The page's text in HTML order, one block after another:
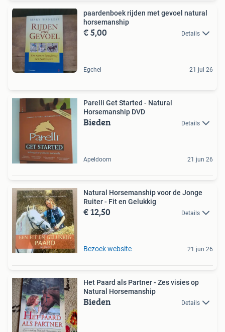
paardenboek rijden met gevoel natural
horsemanship
€ 5,00 Details
Egchel 21 jul 26
Parelli Get Started - Natural
Horsemanship DVD
Bieden Details
Apeldoorn 21 jun 26
Natural Horsemanship voor de Jonge
Ruiter - Fit en Gelukkig
€ 12,50 Details
Bezoek website 21 jun 26
Het Paard als Partner - Zes visies op
Natural Horsemanship
Bieden Details